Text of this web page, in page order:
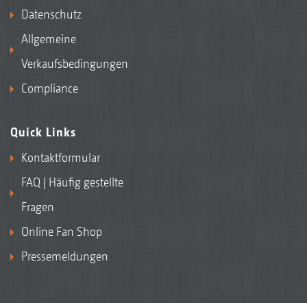
Datenschutz
Allgemeine
Verkaufsbedingungen
Compliance
Quick Links
Kontaktformular
FAQ | Häufig gestellte
Fragen
Online Fan Shop
Pressemeldungen